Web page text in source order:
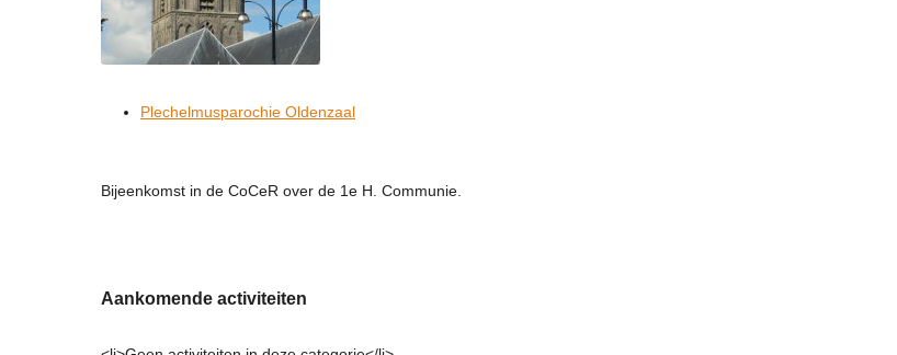
Plechelmusparochie Oldenzaal
Bijeenkomst in de CoCeR over de 1e H. Communie.
Aankomende activiteiten